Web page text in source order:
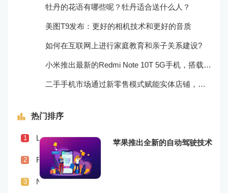
牡丹的花语有哪些呢？牡丹适合送什么人？
美图T9发布：更好的相机技术和更好的音质
如何在互联网上进行家庭教育和亲子关系建设?
小米推出最新的Redmi Note 10T 5G手机，搭载超快的5G网络和高效的处理器！
二手手机市场通过新零售模式赋能实体店铺，促进销售升级
热门排序
苹果推出全新的自动驾驶技术
1 Lenovo Legion Phone 3上市，搭载更为强劲的处理器和游戏体验
2 Realme X9传闻曝光，或将配备更为优秀的摄像头和屏幕技术
3 Nokia发布全新Nokia 8 V 5G UW，支持超快5G网络和专为美国市场定制